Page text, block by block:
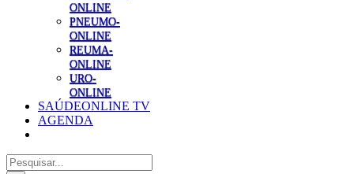
ONLINE
PNEUMO-
ONLINE
REUMA-
ONLINE
URO-
ONLINE
SAÚDEONLINE TV
AGENDA
Pesquisar